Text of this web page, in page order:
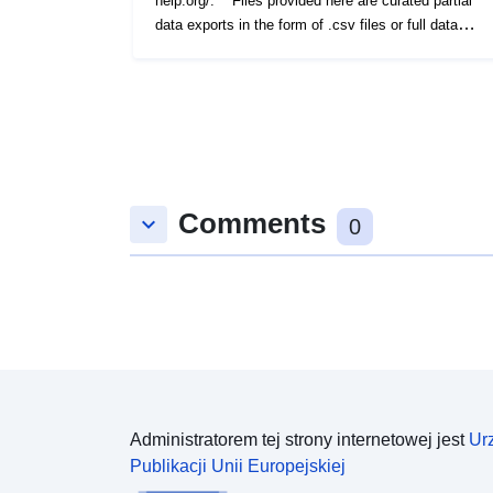
keyboard_arrow_down Comments 0
Administratorem tej strony internetowej jest
Publikacji Unii Europejskiej